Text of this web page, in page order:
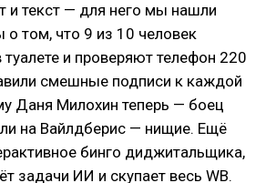
и текст — для него мы нашли
том, что 9 из 10 человек
и проверяют телефон 220
смешные подписи к каждой
Даня Милохин теперь — боец
на Вайлдберис — нищие. Ещё
бинго диджитальщика,
задачи ИИ и скупает весь WB.